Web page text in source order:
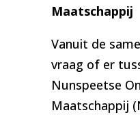
Maatschappij
Vanuit de
vraag of er
Nunspeetse
Maatschappij